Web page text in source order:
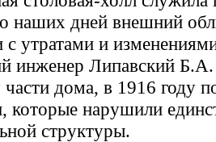
наших дней внешний
с утратами и
инженер Липавский Б.А.
части дома, в 1916 году
которые нарушили
структуры.